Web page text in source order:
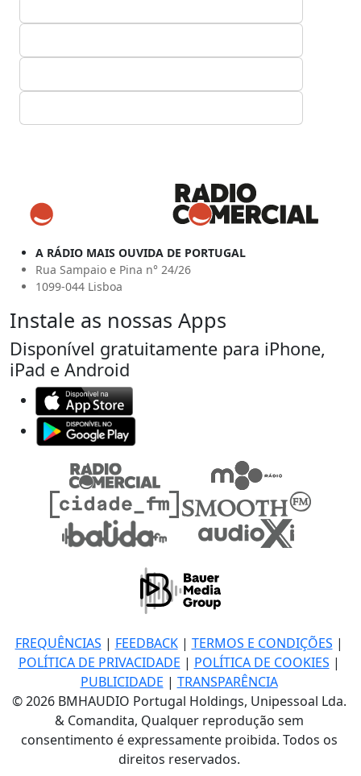
A RÁDIO MAIS OUVIDA DE PORTUGAL
Rua Sampaio e Pina n° 24/26
1099-044 Lisboa
Instale as nossas Apps
Disponível gratuitamente para iPhone,
iPad e Android
FREQUÊNCIAS | FEEDBACK| TERMOS E CONDIÇÕES |
POLÍTICA DE PRIVACIDADE | POLÍTICA DE COOKIES |
PUBLICIDADE | TRANSPARÊNCIA
© 2026 BMHAUDIO Portugal Holdings, Unipessoal Lda.
& Comandita, Qualquer reprodução sem
consentimento é expressamente proibida. Todos os
direitos reservados.